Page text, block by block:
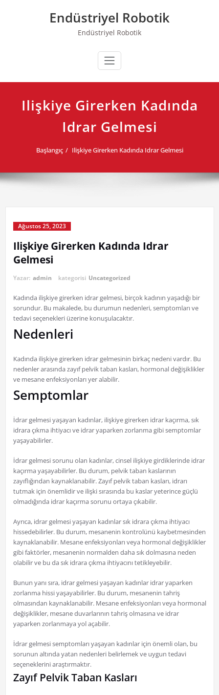
Endüstriyel Robotik
Endüstriyel Robotik
Ilişkiye Girerken Kadında
Idrar Gelmesi
Başlangıç Ilişkiye Girerken Kadında Idrar Gelmesi
Ağustos 25, 2023
Ilişkiye Girerken Kadında Idrar
Gelmesi
Yazar: admin kategorisi Uncategorized
Kadında ilişkiye girerken idrar gelmesi, birçok kadının yaşadığı bir
sorundur. Bu makalede, bu durumun nedenleri, semptomları ve
tedavi seçenekleri üzerine konuşulacaktır.
Nedenleri
Kadında ilişkiye girerken idrar gelmesinin birkaç nedeni vardır. Bu
nedenler arasında zayıf pelvik taban kasları, hormonal değişiklikler
ve mesane enfeksiyonları yer alabilir.
Semptomlar
İdrar gelmesi yaşayan kadınlar, ilişkiye girerken idrar kaçırma, sık
idrara çıkma ihtiyacı ve idrar yaparken zorlanma gibi semptomlar
yaşayabilirler.
İdrar gelmesi sorunu olan kadınlar, cinsel ilişkiye girdiklerinde idrar
kaçırma yaşayabilirler. Bu durum, pelvik taban kaslarının
zayıflığından kaynaklanabilir. Zayıf pelvik taban kasları, idrarı
tutmak için önemlidir ve ilişki sırasında bu kaslar yeterince güçlü
olmadığında idrar kaçırma sorunu ortaya çıkabilir.
Ayrıca, idrar gelmesi yaşayan kadınlar sık idrara çıkma ihtiyacı
hissedebilirler. Bu durum, mesanenin kontrolünü kaybetmesinden
kaynaklanabilir. Mesane enfeksiyonları veya hormonal değişiklikler
gibi faktörler, mesanenin normalden daha sık dolmasına neden
olabilir ve bu da sık idrara çıkma ihtiyacını tetikleyebilir.
Bunun yanı sıra, idrar gelmesi yaşayan kadınlar idrar yaparken
zorlanma hissi yaşayabilirler. Bu durum, mesanenin tahriş
olmasından kaynaklanabilir. Mesane enfeksiyonları veya hormonal
değişiklikler, mesane duvarlarının tahriş olmasına ve idrar
yaparken zorlanmaya yol açabilir.
İdrar gelmesi semptomları yaşayan kadınlar için önemli olan, bu
sorunun altında yatan nedenleri belirlemek ve uygun tedavi
seçeneklerini araştırmaktır.
Zayıf Pelvik Taban Kasları